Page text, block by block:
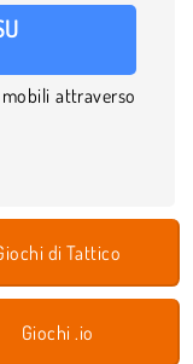
attraverso
di Tattico
Giochi .io